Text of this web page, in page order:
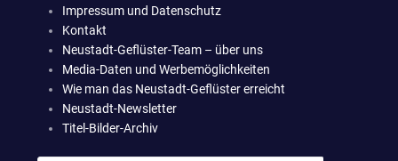
Impressum und Datenschutz
Kontakt
Neustadt-Geflüster-Team – über uns
Media-Daten und Werbemöglichkeiten
Wie man das Neustadt-Geflüster erreicht
Neustadt-Newsletter
Titel-Bilder-Archiv